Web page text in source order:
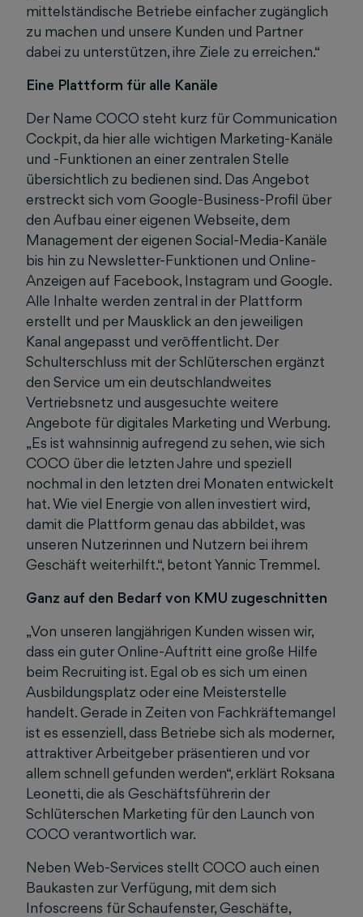
mittelständische Betriebe einfacher zugänglich
zu machen und unsere Kunden und Partner
dabei zu unterstützen, ihre Ziele zu erreichen.“
Eine Plattform für alle Kanäle
Der Name COCO steht kurz für Communication
Cockpit, da hier alle wichtigen Marketing-Kanäle
und -Funktionen an einer zentralen Stelle
übersichtlich zu bedienen sind. Das Angebot
erstreckt sich vom Google-Business-Profil über
den Aufbau einer eigenen Webseite, dem
Management der eigenen Social-Media-Kanäle
bis hin zu Newsletter-Funktionen und Online-
Anzeigen auf Facebook, Instagram und Google.
Alle Inhalte werden zentral in der Plattform
erstellt und per Mausklick an den jeweiligen
Kanal angepasst und veröffentlicht. Der
Schulterschluss mit der Schlüterschen ergänzt
den Service um ein deutschlandweites
Vertriebsnetz und ausgesuchte weitere
Angebote für digitales Marketing und Werbung.
„Es ist wahnsinnig aufregend zu sehen, wie sich
COCO über die letzten Jahre und speziell
nochmal in den letzten drei Monaten entwickelt
hat. Wie viel Energie von allen investiert wird,
damit die Plattform genau das abbildet, was
unseren Nutzerinnen und Nutzern bei ihrem
Geschäft weiterhilft.“, betont Yannic Tremmel.
Ganz auf den Bedarf von KMU zugeschnitten
„Von unseren langjährigen Kunden wissen wir,
dass ein guter Online-Auftritt eine große Hilfe
beim Recruiting ist. Egal ob es sich um einen
Ausbildungsplatz oder eine Meisterstelle
handelt. Gerade in Zeiten von Fachkräftemangel
ist es essenziell, dass Betriebe sich als moderner,
attraktiver Arbeitgeber präsentieren und vor
allem schnell gefunden werden“, erklärt Roksana
Leonetti, die als Geschäftsführerin der
Schlüterschen Marketing für den Launch von
COCO verantwortlich war.
Neben Web-Services stellt COCO auch einen
Baukasten zur Verfügung, mit dem sich
Infoscreens für Schaufenster, Geschäfte,